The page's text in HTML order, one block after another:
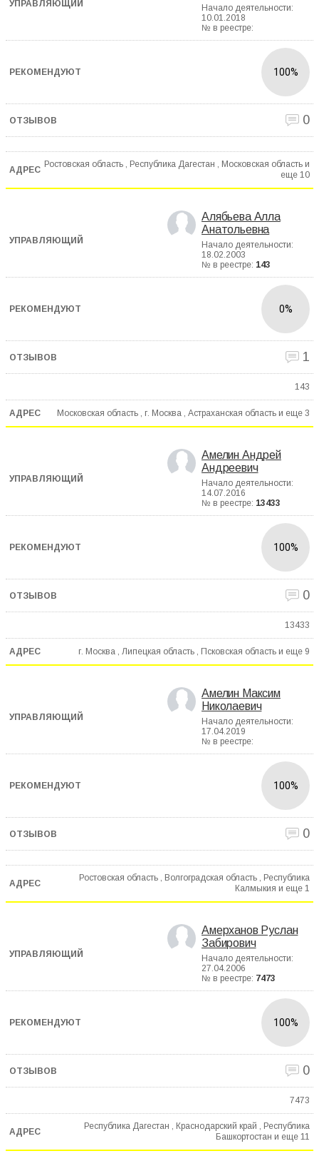
Начало деятельности:
10.01.2018
№ в реестре:
100%
0
Ростовская область , Республика Дагестан , Московская область и
еще 10
Алябьева Алла
Анатольевна
Начало деятельности:
18.02.2003
№ в реестре: 143
0%
1
143
Московская область , г. Москва , Астраханская область и еще 3
Амелин Андрей
Андреевич
Начало деятельности:
14.07.2016
№ в реестре: 13433
100%
0
13433
г. Москва , Липецкая область , Псковская область и еще 9
Амелин Максим
Николаевич
Начало деятельности:
17.04.2019
№ в реестре:
100%
0
Ростовская область , Волгоградская область , Республика
Калмыкия и еще 1
Амерханов Руслан
Забирович
Начало деятельности:
27.04.2006
№ в реестре: 7473
100%
0
7473
Республика Дагестан , Краснодарский край , Республика
Башкортостан и еще 11